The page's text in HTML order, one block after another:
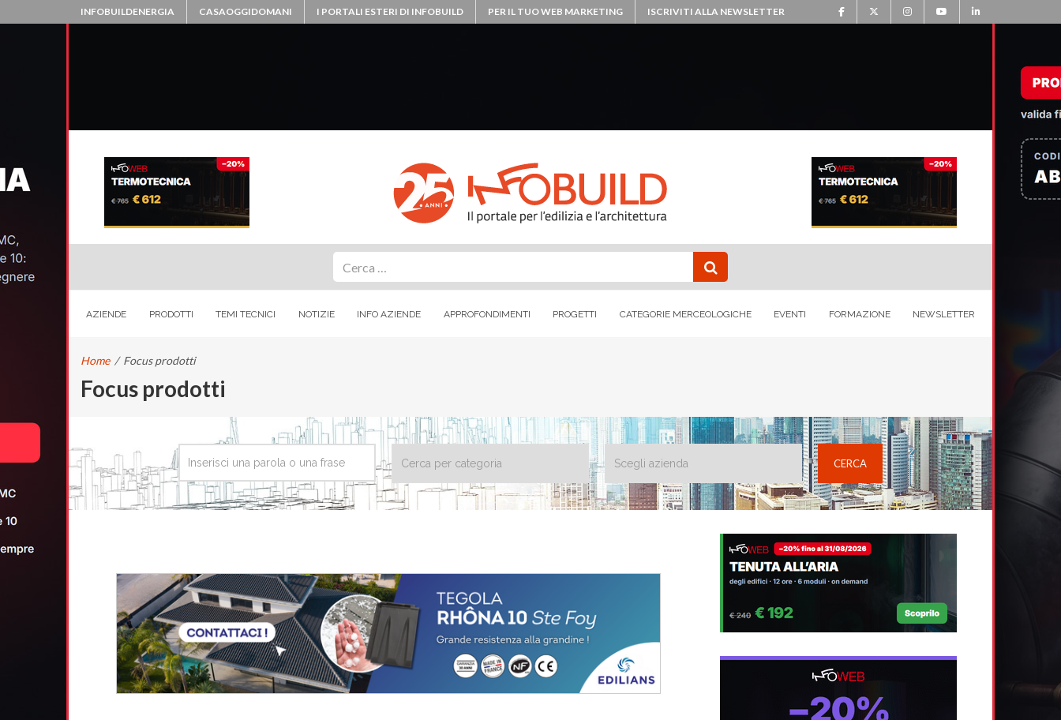
INFOBUILDENERGIA CASAOGGIDOMANI I PORTALI ESTERI DI INFOBUILD PER IL TUO WEB MARKETING ISCRIVITI ALLA NEWSLETTER
AZIENDE PRODOTTI TEMI TECNICI NOTIZIE INFO AZIENDE APPROFONDIMENTI PROGETTI CATEGORIE MERCEOLOGICHE EVENTI FORMAZIONE NEWSLETTER
Home / Focus prodotti
Focus prodotti
CERCA